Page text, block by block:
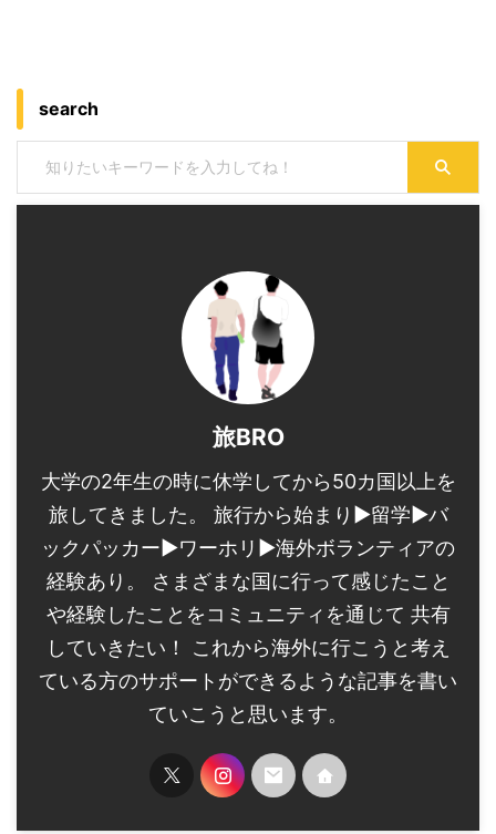
search
旅BRO
大学の2年生の時に休学してから50カ国以上を
旅してきました。 旅行から始まり▶︎留学▶︎バ
ックパッカー▶︎ワーホリ▶︎海外ボランティアの
経験あり。 さまざまな国に行って感じたこと
や経験したことをコミュニティを通じて 共有
していきたい！ これから海外に行こうと考え
ている方のサポートができるような記事を書い
ていこうと思います。